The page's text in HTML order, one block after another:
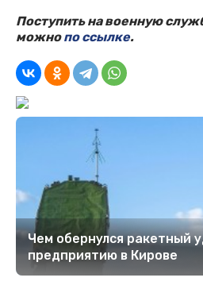
Поступить на военную
можнопо ссылке.
Чем обернулся ракетный
предприятию в Кирове